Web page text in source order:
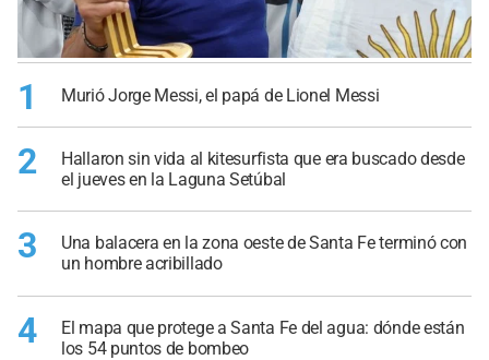
1 Murió Jorge Messi, el papá de Lionel Messi
2
Hallaron sin vida al kitesurfista que era buscado desde
el jueves en la Laguna Setúbal
3
Una balacera en la zona oeste de Santa Fe terminó con
un hombre acribillado
4
El mapa que protege a Santa Fe del agua: dónde están
los 54 puntos de bombeo